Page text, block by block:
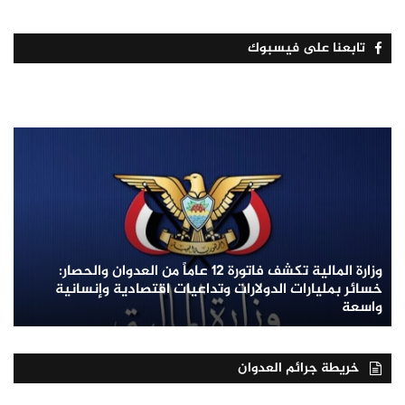
تابعنا على فيسبوك
وزارة المالية تكشف فاتورة 12 عاماً من العدوان والحصار:
خسائر بمليارات الدولارات وتداعيات اقتصادية وإنسانية
واسعة
خريطة جرائم العدوان